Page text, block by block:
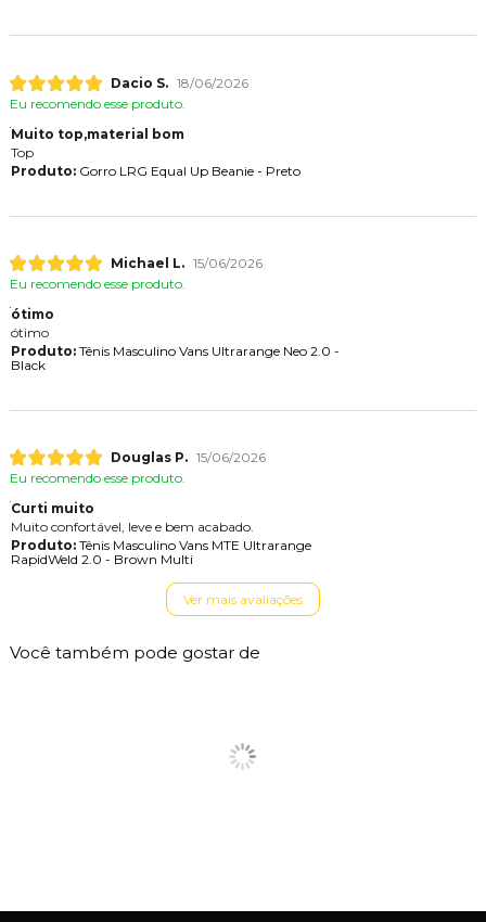
Dacio S. 18/06/2026
Eu recomendo esse produto.
Muito top,material bom
Top
Produto:Gorro LRG Equal Up Beanie - Preto
Michael L. 15/06/2026
Eu recomendo esse produto.
ótimo
ótimo
Produto:Tênis Masculino Vans Ultrarange Neo 2.0 -
Black
Douglas P. 15/06/2026
Eu recomendo esse produto.
Curti muito
Muito confortável, leve e bem acabado.
Produto:Tênis Masculino Vans MTE Ultrarange
RapidWeld 2.0 - Brown Multi
Ver mais avaliações
Você também pode gostar de